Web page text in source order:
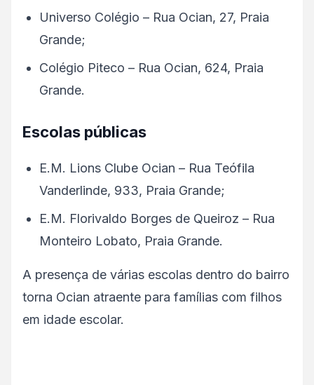
Universo Colégio – Rua Ocian, 27, Praia
Grande;
Colégio Piteco – Rua Ocian, 624, Praia
Grande.
Escolas públicas
E.M. Lions Clube Ocian – Rua Teófila
Vanderlinde, 933, Praia Grande;
E.M. Florivaldo Borges de Queiroz – Rua
Monteiro Lobato, Praia Grande.
A presença de várias escolas dentro do bairro
torna Ocian atraente para famílias com filhos
em idade escolar.